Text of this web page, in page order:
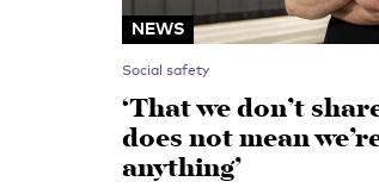
NEWS
Social safety
‘That we don’t
does not mean
anything’